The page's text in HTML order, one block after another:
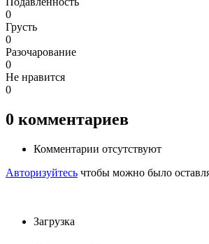
0
Грусть
0
Разочарование
0
Не нравится
0
0 комментариев
Комментарии отсутствуют
Авторизуйтесь чтобы можно было
Загрузка